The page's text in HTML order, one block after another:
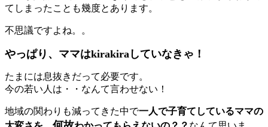
てしまったことも幾度とあります。
不思議ですよね。。
やっぱり、ママはkirakiraしていなきゃ！
たまには息抜きだって必要です。
今の若い人は・・なんて言わせない！
地域の関わりも減ってきた中で一人で子育てしているママの